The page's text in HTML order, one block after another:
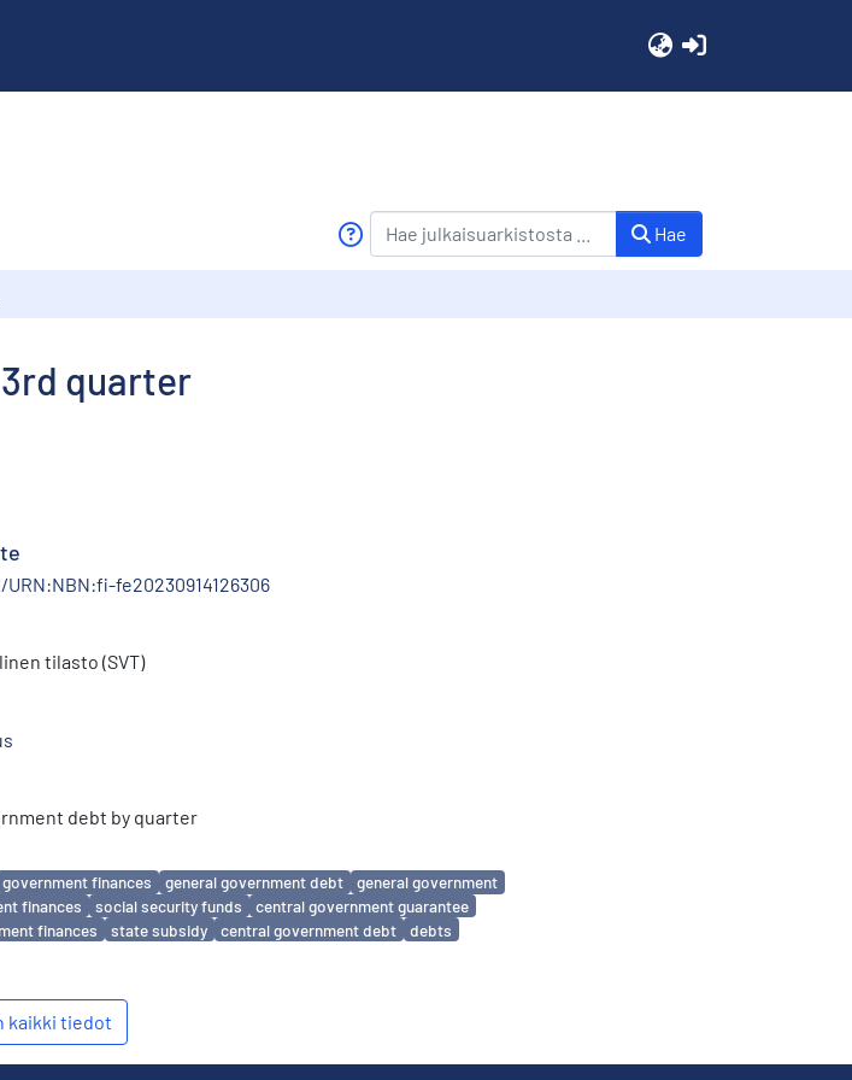
Hae
3rd quarter
fe20230914126306
tilasto (SVT)
debt by quarter
government finances general government debt
general government
finances
social security funds
central government guarantee
finances
state subsidy central government debt debts
kaikki tiedot